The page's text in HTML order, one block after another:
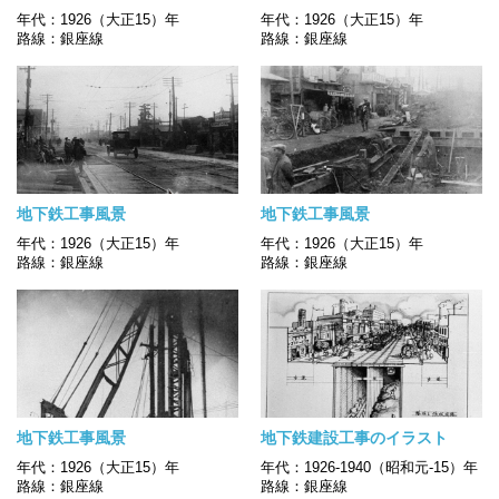
年代：1926（大正15）年
路線：銀座線
年代：1926（大正15）年
路線：銀座線
地下鉄工事風景
年代：1926（大正15）年
路線：銀座線
地下鉄工事風景
年代：1926（大正15）年
路線：銀座線
地下鉄工事風景
年代：1926（大正15）年
路線：銀座線
地下鉄建設工事のイラスト
年代：1926-1940（昭和元-15）年
路線：銀座線